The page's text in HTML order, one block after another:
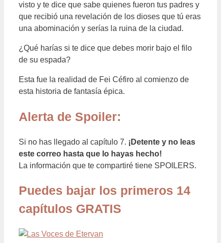
visto y te dice que sabe quienes fueron tus padres y
que recibió una revelación de los dioses que tú eras
una abominación y serías la ruina de la ciudad.
¿Qué harías si te dice que debes morir bajo el filo
de su espada?
Esta fue la realidad de Fei Céfiro al comienzo de
esta historia de fantasía épica.
Alerta de Spoiler:
Si no has llegado al capítulo 7. ¡Detente y no leas
este correo hasta que lo hayas hecho!
La información que te compartiré tiene SPOILERS.
Puedes bajar los primeros 14
capítulos GRATIS